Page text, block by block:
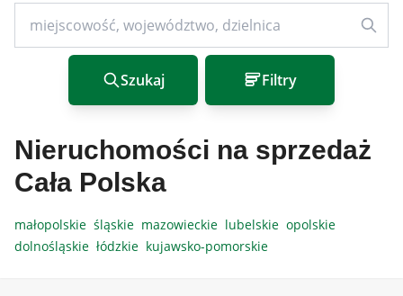
Szukaj Filtry
Nieruchomości na sprzedaż
Cała Polska
małopolskie śląskie mazowieckie lubelskie opolskie
dolnośląskie łódzkie kujawsko-pomorskie